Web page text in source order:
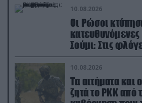
10.08.2026
Οι Ρώσοι
Σούμι: Στις
ενεργειακές
10.08.2026
Τα αιτήματα και
ζητά το PKK από